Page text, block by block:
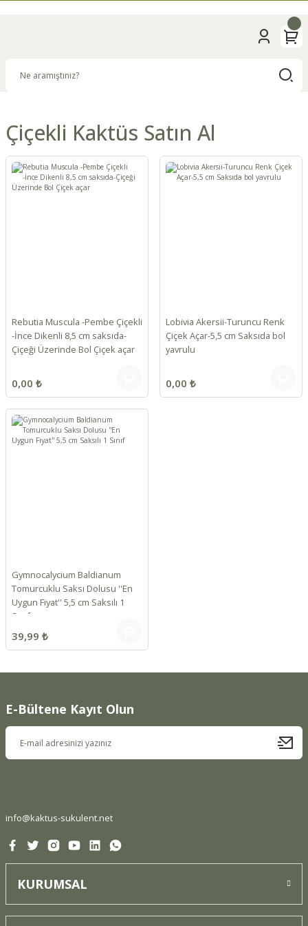
Çiçekli Kaktüs Satın Al
Rebutia Muscula -Pembe Çiçekli
-İnce Dikenli 8,5 cm saksıda-
Çiçeği Üzerinde Bol Çiçek açar
0,00 ₺
Lobivia Akersii-Turuncu Renk
Çiçek Açar-5,5 cm Saksıda bol
yavrulu
0,00 ₺
Gymnocalycium Baldianum
Tomurcuklu Saksı Dolusu ''En
Uygun Fiyat'' 5,5 cm Saksılı 1
Sınıf
39,99 ₺
E-Bültene Kayıt Olun
info@kaktus-sukulent.net
KURUMSAL